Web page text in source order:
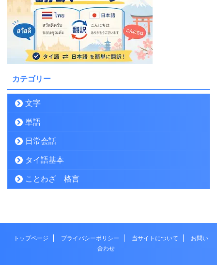
カテゴリー
文字
単語
日常会話
タイ語基本
ことわざ 格言
トップページ プライバシーポリシー 当サイトについて
お問い
合わせ